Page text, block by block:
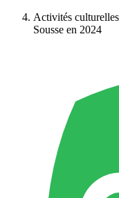
Activités
Sousse en 2024